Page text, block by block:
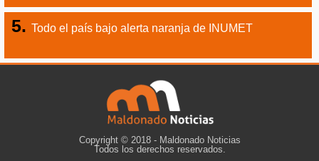
Todo el país bajo alerta naranja de INUMET
Copyright © 2018 - Maldonado Noticias
Todos los derechos reservados.